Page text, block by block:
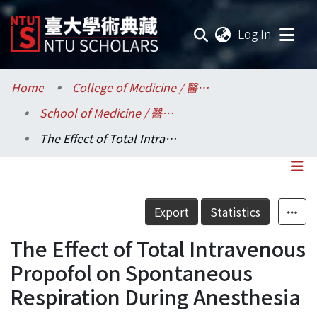
Log In
Communities & Collections
Research Outputs
Statistics
Home
College of Medicine / 醫學院
School of Medicine / 醫學系
The Effect of Total Intravenous Propofol on Spontaneous Respiration During Anesthesia
Details
Export Statistics
The Effect of Total Intravenous
Propofol on Spontaneous
Respiration During Anesthesia